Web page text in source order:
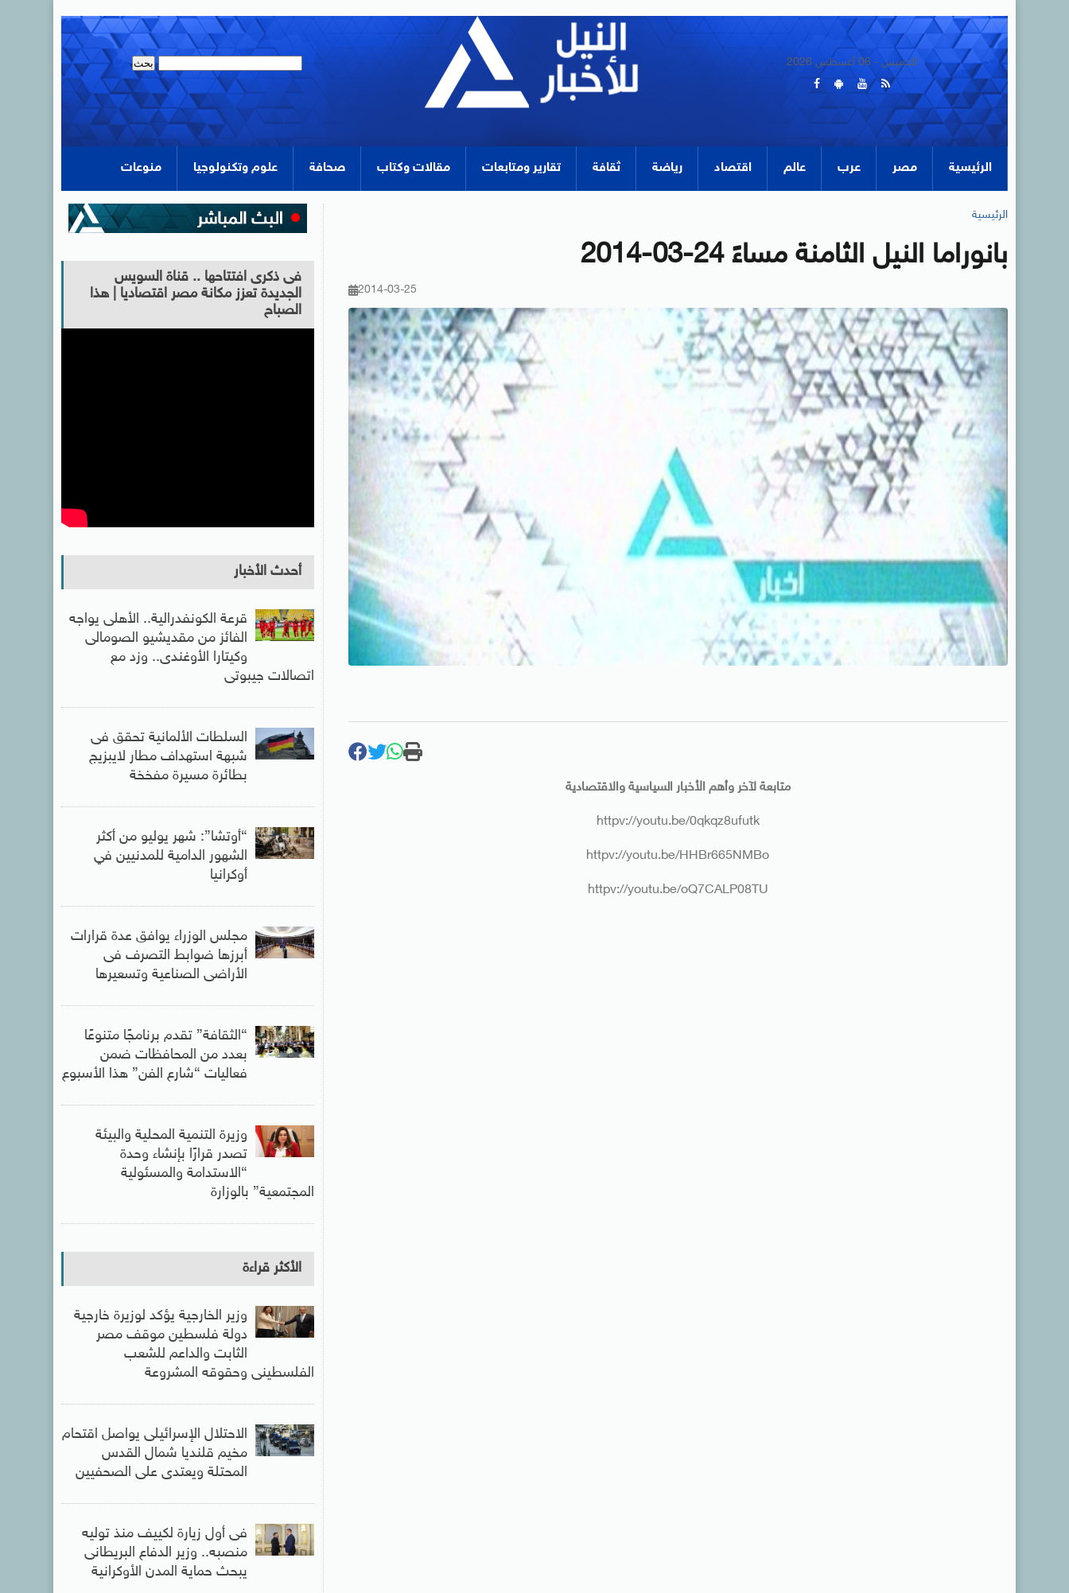
الخميس - 06 أغسطس 2026
الرئيسية مصر عرب عالم اقتصاد رياضة ثقافة تقارير ومتابعات مقالات وكتاب صحافة علوم وتكنولوجيا منوعات
الرئيسية
بانوراما النيل الثامنة مساءً 24-03-2014
2014-03-25
متابعة لآخر وأهم الأخبار السياسية والاقتصادية
httpv://youtu.be/0qkqz8ufutk
httpv://youtu.be/HHBr665NMBo
httpv://youtu.be/oQ7CALP08TU
فى ذكرى افتتاحها .. قناة السويس
الجديدة تعزز مكانة مصر اقتصاديا | هذا
الصباح
أحدث الأخبار
قرعة الكونفدرالية.. الأهلى يواجه
الفائز من مقديشيو الصومالى
وكيتارا الأوغندى.. وزد مع
اتصالات جيبوتى
السلطات الألمانية تحقق فى
شبهة استهداف مطار لايبزيج
بطائرة مسيرة مفخخة
“أوتشا”: شهر يوليو من أكثر
الشهور الدامية للمدنيين في
أوكرانيا
مجلس الوزراء يوافق عدة قرارات
أبرزها ضوابط التصرف فى
الأراضى الصناعية وتسعيرها
“الثقافة” تقدم برنامجًا متنوعًا
بعدد من المحافظات ضمن
فعاليات “شارع الفن” هذا الأسبوع
وزيرة التنمية المحلية والبيئة
تصدر قرارًا بإنشاء وحدة
“الاستدامة والمسئولية
المجتمعية” بالوزارة
الأكثر قراءة
وزير الخارجية يؤكد لوزيرة خارجية
دولة فلسطين موقف مصر
الثابت والداعم للشعب
الفلسطينى وحقوقه المشروعة
الاحتلال الإسرائيلى يواصل اقتحام
مخيم قلنديا شمال القدس
المحتلة ويعتدى على الصحفيين
فى أول زيارة لكييف منذ توليه
منصبه.. وزير الدفاع البريطانى
يبحث حماية المدن الأوكرانية